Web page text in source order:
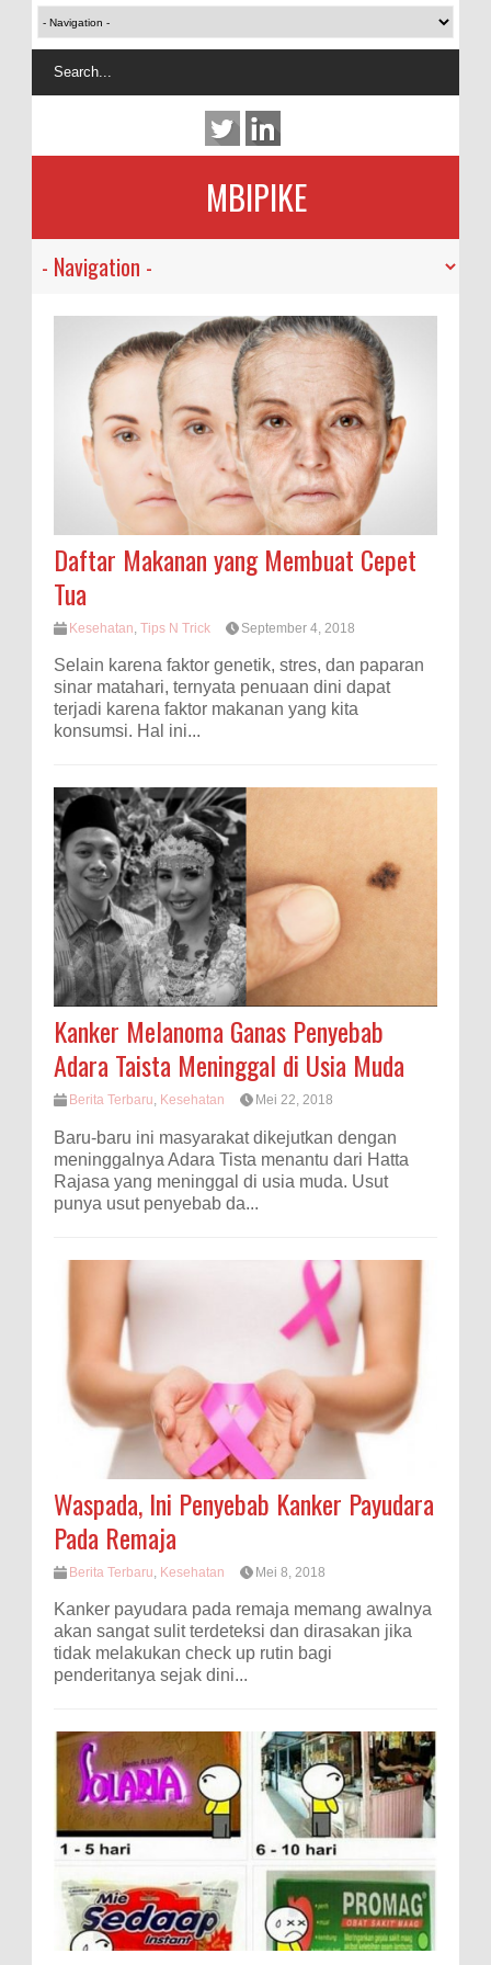
MBIPIKE
Daftar Makanan yang Membuat Cepet
Tua
Kesehatan, Tips N Trick September 4, 2018
Selain karena faktor genetik, stres, dan paparan
sinar matahari, ternyata penuaan dini dapat
terjadi karena faktor makanan yang kita
konsumsi. Hal ini...
Kanker Melanoma Ganas Penyebab
Adara Taista Meninggal di Usia Muda
Berita Terbaru, Kesehatan Mei 22, 2018
Baru-baru ini masyarakat dikejutkan dengan
meninggalnya Adara Tista menantu dari Hatta
Rajasa yang meninggal di usia muda. Usut
punya usut penyebab da...
Waspada, Ini Penyebab Kanker Payudara
Pada Remaja
Berita Terbaru Kesehatan Mei 8, 2018
Kanker payudara pada remaja memang awalnya
akan sangat sulit terdeteksi dan dirasakan jika
tidak melakukan check up rutin bagi
penderitanya sejak dini...